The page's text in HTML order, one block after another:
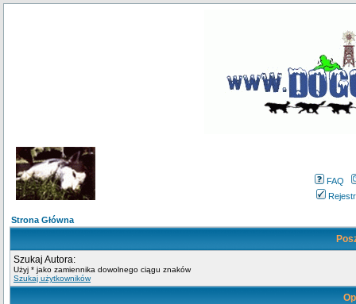
FAQ
Strona Główna
Szukaj Autora:
Użyj * jako zamiennika dowolnego ciągu znaków
Szukaj użytkowników